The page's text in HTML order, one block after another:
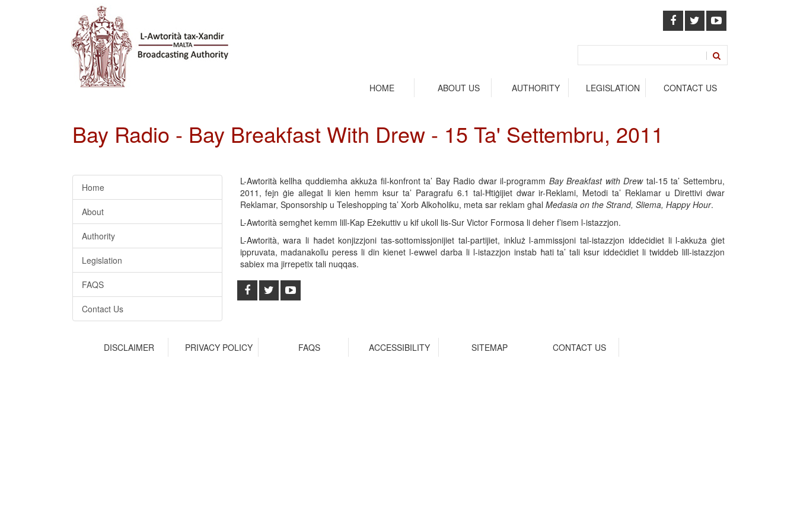
HOME ABOUT US AUTHORITY LEGISLATION CONTACT US
Bay Radio - Bay Breakfast With Drew - 15 Ta' Settembru, 2011
Home
About
Authority
Legislation
FAQS
Contact Us
L-Awtorità kellha quddiemha akkuża fil-konfront ta’ Bay Radio dwar il-programm Bay Breakfast with Drewtal-15 ta’ Settembru,
2011, fejn ġie allegat li kien hemm ksur ta’ Paragrafu 6.1 tal-Ħtiġijiet dwar ir-Reklami, Metodi ta’ Reklamar u Direttivi dwar
Reklamar, Sponsorship u Teleshopping ta’ Xorb Alkoħoliku, meta sar reklam għal Medasia on the Strand, Sliema, Happy Hour.
L-Awtorità semgħet kemm lill-Kap Eżekuttiv u kif ukoll lis-Sur Victor Formosa li deher f’isem l-istazzjon.
L-Awtorità, wara li ħadet konjizzjoni tas-sottomissjonijiet tal-partijiet, inkluż l-ammissjoni tal-istazzjon iddeċidiet li l-akkuża ġiet
ippruvata, madanakollu peress li din kienet l-ewwel darba li l-istazzjon instab ħati ta’ tali ksur iddeċidiet li twiddeb lill-istazzjon
sabiex ma jirrepetix tali nuqqas.
DISCLAIMER PRIVACY POLICY FAQS ACCESSIBILITY SITEMAP CONTACT US